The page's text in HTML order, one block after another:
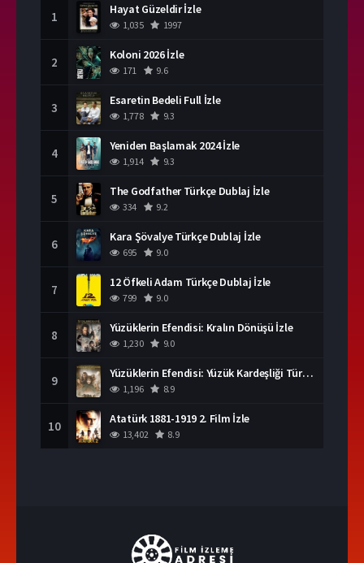
1 Hayat Güzeldir İzle
1,035 1997
2 Koloni 2026 İzle
171 9.6
3 Esaretin Bedeli Full İzle
1,778 9.3
4 Yeniden Başlamak 2024 İzle
1,914 9.3
5 The Godfather Türkçe Dublaj İzle
334 9.2
6 Kara Şövalye Türkçe Dublaj İzle
695 9.0
7 12 Öfkeli Adam Türkçe Dublaj İzle
799 9.0
8 Yüzüklerin Efendisi: Kralın Dönüşü İzle
1,230 9.0
9 Yüzüklerin Efendisi: Yüzük Kardeşliği Türkçe Dublaj İzle
1,196 8.9
10 Atatürk 1881-1919 2. Film İzle
13,402 8.9